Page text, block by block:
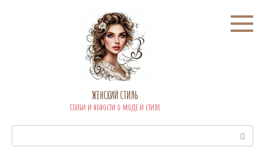
ЖЕНСКИЙ СТИЛЬ
Статьи и новости о моде и стиле